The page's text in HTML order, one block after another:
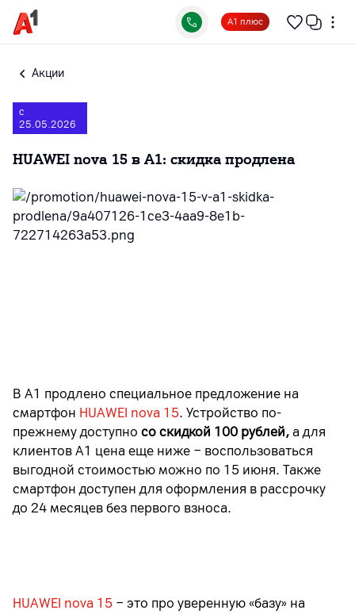
А1 плюс
Акции
с
25.05.2026
HUAWEI nova 15 в А1: скидка продлена
В А1 продлено специальное предложение на
смартфон HUAWEI nova 15. Устройство по-
прежнему доступно со скидкой 100 рублей, а для
клиентов А1 цена еще ниже − воспользоваться
выгодной стоимостью можно по 15 июня. Также
смартфон доступен для оформления в рассрочку
до 24 месяцев без первого взноса.
HUAWEI nova 15 − это про уверенную «базу» на